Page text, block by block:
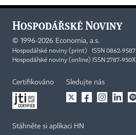
© 1996-2026 Economia, a.s.
Hospodářské noviny (print) ISSN 0862-9587
Hospodářské noviny (online) ISSN 2787-950X
Certifikováno Sledujte nás
Stáhněte si aplikaci HN